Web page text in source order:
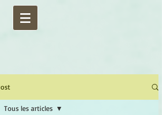
Tous les articles